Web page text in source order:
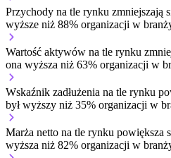
Przychody na tle rynku zmniejszają
wyższe niż 88% organizacji w
Wartość aktywów na tle rynku
ona wyższa niż 63% organizacji w
Wskaźnik zadłużenia na tle rynku
był wyższy niż 35% organizacji w
Marża netto na tle rynku powiększa
wyższa niż 82% organizacji w